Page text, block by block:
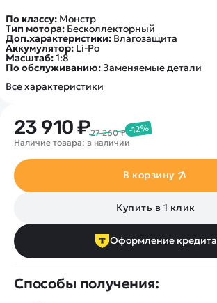
По классу: Монстр
Тип мотора: Бесколлекторный
Доп.характеристики: Влагозащита
Аккумулятор: Li-Po
Масштаб:1:8
По обслуживанию:Заменяемые детали
Все характеристики
23 910 ₽27 260 ₽ -12%
Наличие товара: в наличии
В корзину
Купить в 1 клик
Оформление кредита
Способы получения: